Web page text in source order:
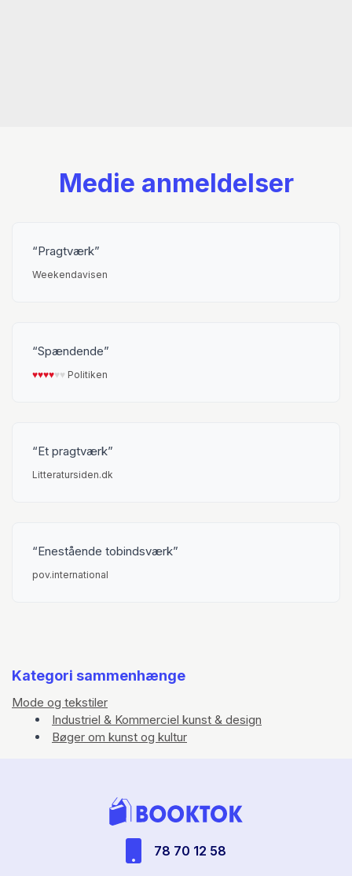
Medie anmeldelser
Pragtværk
Weekendavisen
Spændende
♥︎♥︎♥︎♥︎♥︎♥︎ Politiken
Et pragtværk
Litteratursiden.dk
Enestående tobindsværk
pov.international
Kategori sammenhænge
Mode og tekstiler
Industriel & Kommerciel kunst & design
Bøger om kunst og kultur
78 70 12 58